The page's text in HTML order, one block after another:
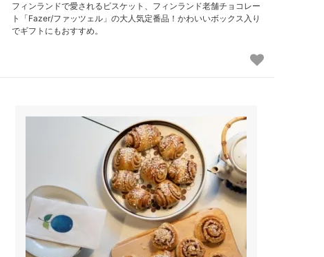
フィンランドで愛されるビスケット、フィンランド老舗チョコレー
ト「Fazer/ファッツェル」の大人気定番品！かわいいボックス入り
でギフトにもおすすめ。